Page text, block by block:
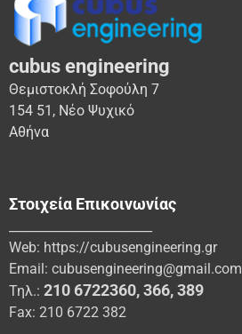
cubus engineering
Θεμιστοκλή Σοφούλη 7
154 51, Νέο Ψυχικό
Αθήνα
Στοιχεία Επικοινωνίας
Web: https://cubusengineering.gr
Email: cubusengineering@gmail.com
Τηλ.: 210 6722360,366,389
Fax: 210 6722 382